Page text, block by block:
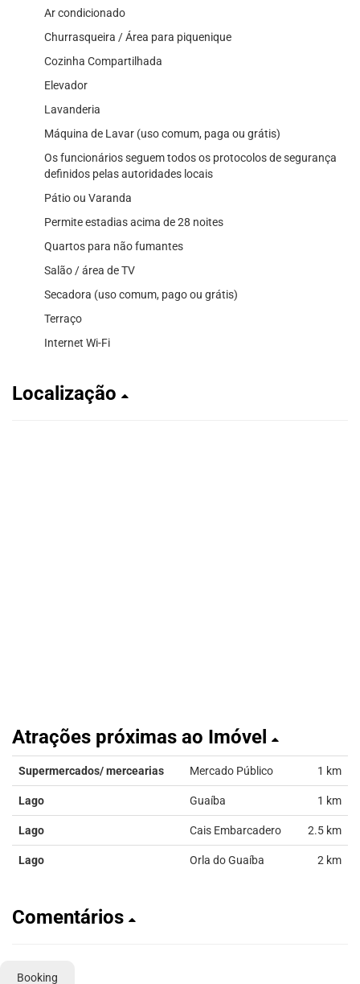
Ar condicionado
Churrasqueira / Área para piquenique
Cozinha Compartilhada
Elevador
Lavanderia
Máquina de Lavar (uso comum, paga ou grátis)
Os funcionários seguem todos os protocolos de segurança
definidos pelas autoridades locais
Pátio ou Varanda
Permite estadias acima de 28 noites
Quartos para não fumantes
Salão / área de TV
Secadora (uso comum, pago ou grátis)
Terraço
Internet Wi-Fi
Localização
Atrações próximas ao Imóvel
Supermercados/ mercearias Mercado Público 1 km
Lago Guaíba 1 km
Lago Cais Embarcadero 2.5 km
Lago Orla do Guaíba 2 km
Comentários
Booking